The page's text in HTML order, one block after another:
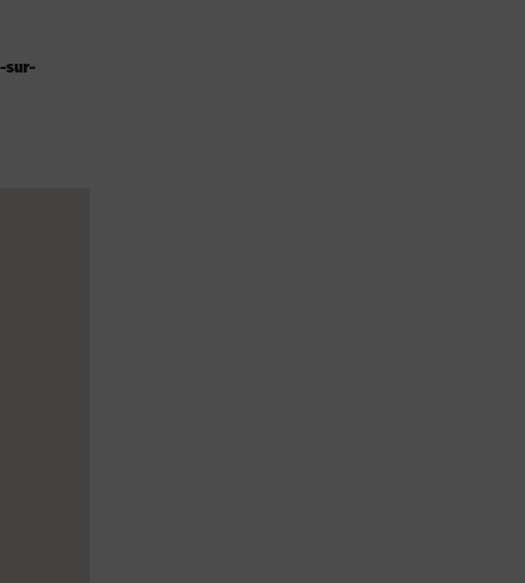
sur-